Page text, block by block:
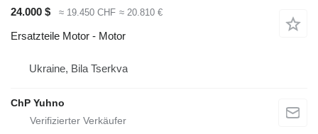
24.000 $
≈ 19.450 CHF ≈ 20.810 €
Ersatzteile Motor - Motor
Ukraine, Bila Tserkva
ChP Yuhno